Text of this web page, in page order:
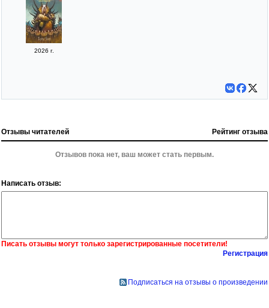
2026 г.
Отзывы читателей Рейтинг отзыва
Отзывов пока нет, ваш может стать первым.
Написать отзыв:
Писать отзывы могут только зарегистрированные посетители!
Регистрация
Подписаться на отзывы о произведении